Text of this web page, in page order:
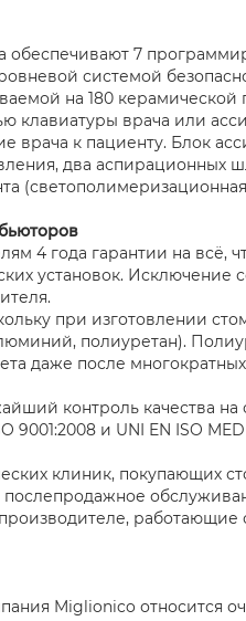
обеспечивают 7
системой
на 180 керамической
врача или
врача к пациенту. Блок
два аспирационных
4 года гарантии на всё,
установок. Исключение
при изготовлении
полиуретан).
даже после
контроль качества
9001:2008 и UNI EN ISO
клиник, покупающих
работающие
Miglionico относится